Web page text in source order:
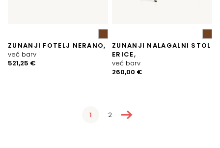
ZUNANJI FOTELJ NERANO,
več barv
521,25 €
ZUNANJI NALAGALNI STOL
ERICE,
več barv
260,00 €
1 2→